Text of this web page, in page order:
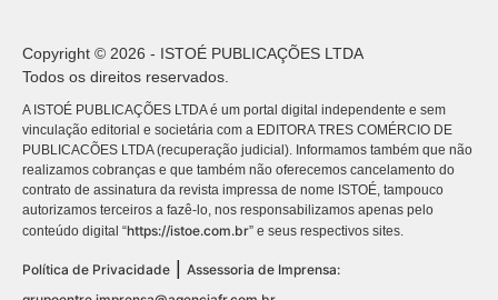
Copyright © 2026 - ISTOÉ PUBLICAÇÕES LTDA
Todos os direitos reservados.
A ISTOÉ PUBLICAÇÕES LTDA é um portal digital independente e sem
vinculação editorial e societária com a EDITORA TRES COMÉRCIO DE
PUBLICACÕES LTDA (recuperação judicial). Informamos também que não
realizamos cobranças e que também não oferecemos cancelamento do
contrato de assinatura da revista impressa de nome ISTOÉ, tampouco
autorizamos terceiros a fazê-lo, nos responsabilizamos apenas pelo
conteúdo digital “https://istoe.com.br” e seus respectivos sites.
Política de Privacidade
Assessoria de Imprensa: